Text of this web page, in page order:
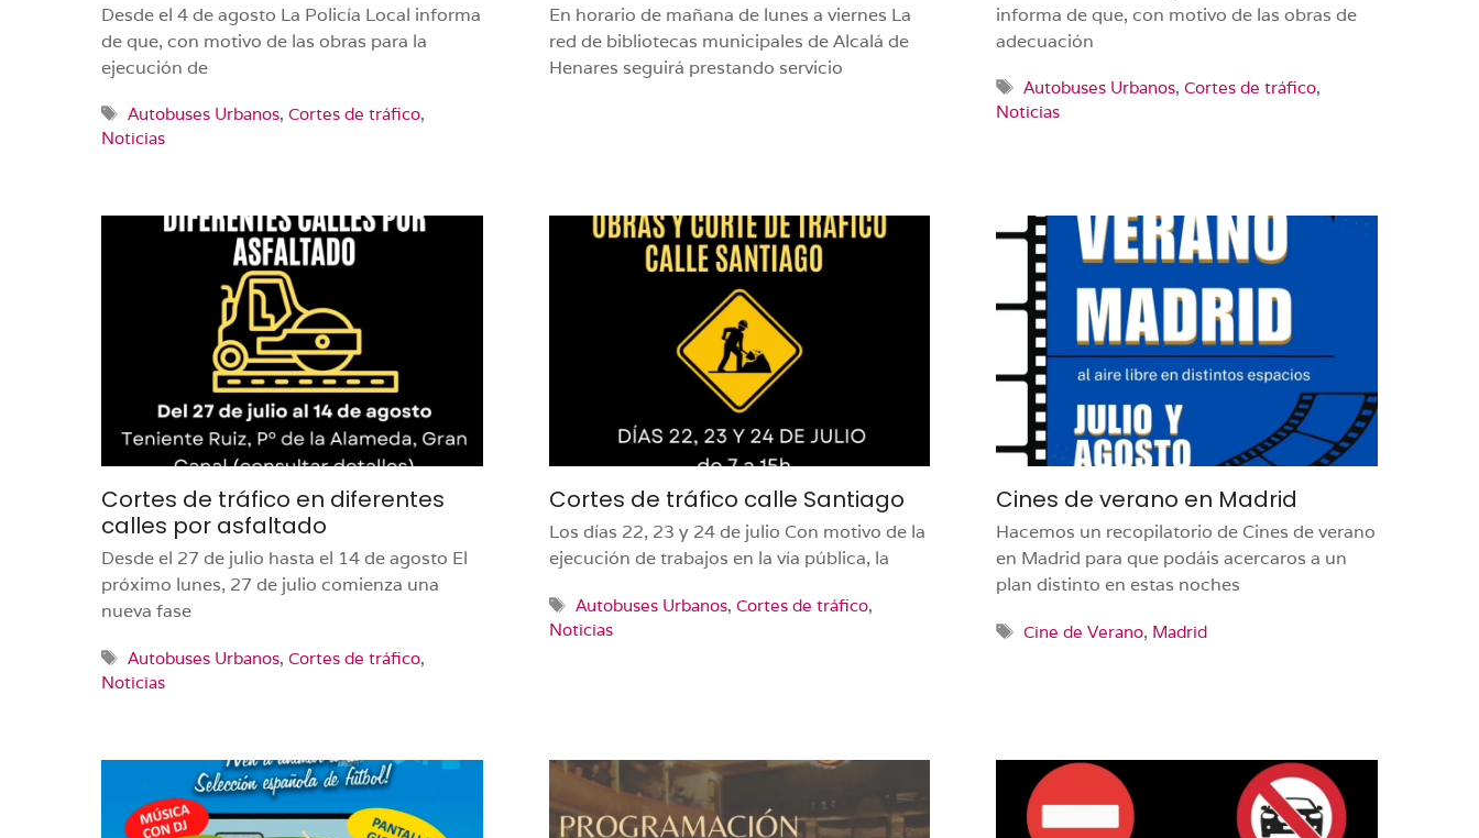
Desde el 4 de agosto La Policía Local informa
de que, con motivo de las obras para la
ejecución de
Etiquetas
Autobuses Urbanos,Cortes de tráfico,
Noticias
En horario de mañana de lunes a viernes La
red de bibliotecas municipales de Alcalá de
Henares seguirá prestando servicio
informa de que, con motivo de las obras de
adecuación
Etiquetas
Autobuses Urbanos, Cortes de tráfico,
Noticias
Cortes de tráfico en diferentes
calles por asfaltado
Desde el 27 de julio hasta el 14 de agosto El
próximo lunes, 27 de julio comienza una
nueva fase
Etiquetas
Autobuses Urbanos,Cortes de tráfico,
Noticias
Cortes de tráfico calle Santiago
Los días 22, 23 y 24 de julio Con motivo de la
ejecución de trabajos en la vía pública, la
Etiquetas
Autobuses Urbanos,Cortes de tráfico,
Noticias
Cines de verano en Madrid
Hacemos un recopilatorio de Cines de verano
en Madrid para que podáis acercaros a un
plan distinto en estas noches
Etiquetas
Cine de Verano, Madrid